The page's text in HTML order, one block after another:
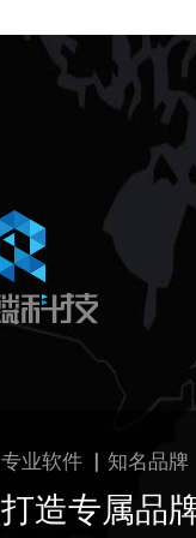
专业软件 ▏知名品
打造专属品